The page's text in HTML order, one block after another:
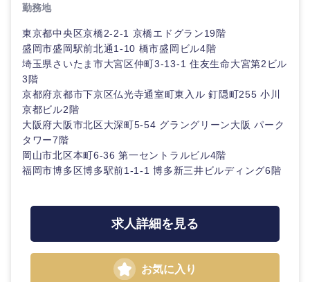
勤務地
東京都中央区京橋2-2-1 京橋エドグラン19階
盛岡市盛岡駅前北通1-10 橋市盛岡ビル4階
埼玉県さいたま市大宮区仲町3-13-1 住友生命大宮第2ビル
3階
京都府京都市下京区仏光寺通室町東入ル 釘隠町255 小川
京都ビル2階
大阪府大阪市北区大深町5-54 グラングリーン大阪 パーク
タワー7階
岡山市北区本町6-36 第一セントラルビル4階
福岡市博多区博多駅前1-1-1 博多新三井ビルディング6階
求人詳細を見る
お気に入り